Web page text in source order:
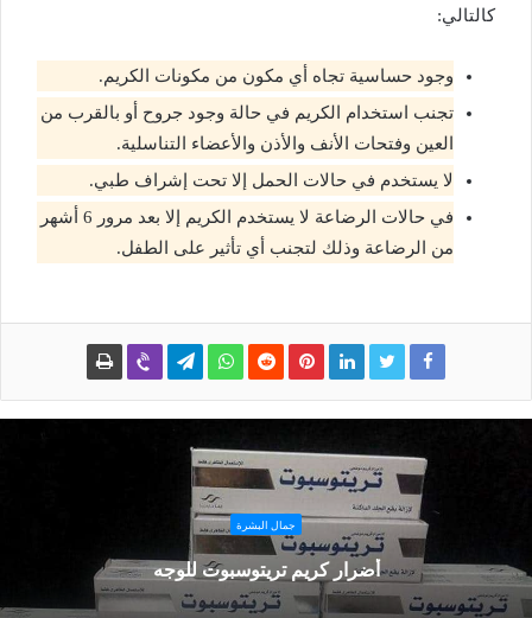
كالتالي:
وجود حساسية تجاه أي مكون من مكونات الكريم.
تجنب استخدام الكريم في حالة وجود جروح أو بالقرب من
العين وفتحات الأنف والأذن والأعضاء التناسلية.
لا يستخدم في حالات الحمل إلا تحت إشراف طبي.
في حالات الرضاعة لا يستخدم الكريم إلا بعد مرور 6 أشهر
من الرضاعة وذلك لتجنب أي تأثير على الطفل.
جمال البشرة
أضرار كريم تريتوسبوت للوجه